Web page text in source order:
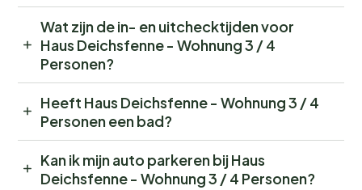
Wat zijn de in- en uitchecktijden voor
Haus Deichsfenne - Wohnung 3 / 4
Personen?
Heeft Haus Deichsfenne - Wohnung 3 / 4
Personen een bad?
Kan ik mijn auto parkeren bij Haus
Deichsfenne - Wohnung 3 / 4 Personen?